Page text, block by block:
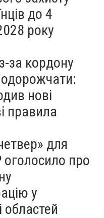
до 4
року
за кордону
нові
правила
для
про
у
областей